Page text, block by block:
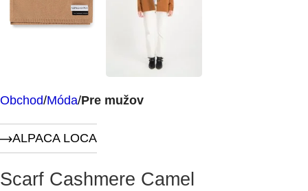
Obchod Móda Pre mužov
ALPACA LOCA
Scarf Cashmere Camel